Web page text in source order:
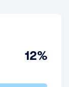
12%